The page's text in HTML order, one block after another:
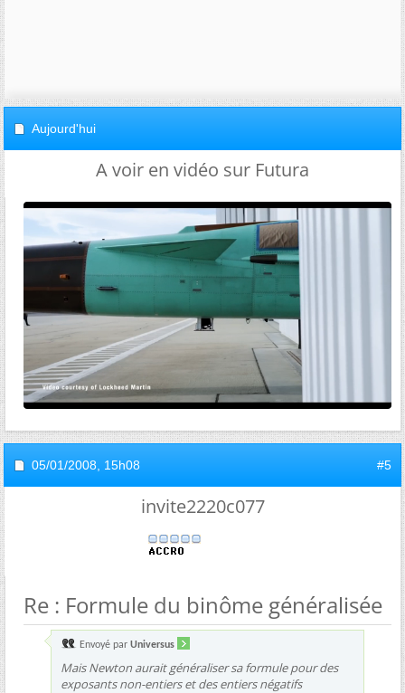
Aujourd'hui
A voir en vidéo sur Futura
05/01/2008, 15h08 #5
invite2220c077
Re : Formule du binôme généralisée
Envoyé par Universus
Mais Newton aurait généraliser sa formule pour des
exposants non-entiers et des entiers négatifs